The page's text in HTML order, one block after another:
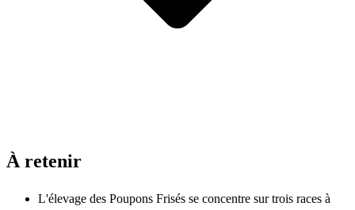
À retenir
L'élevage des Poupons Frisés se concentre sur trois races à